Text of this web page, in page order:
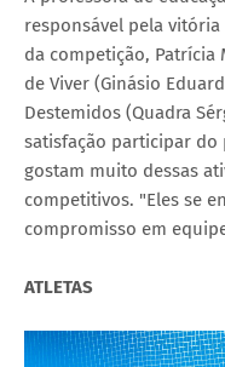
responsável pela
da competição, Patrícia
de Viver (Ginásio
Destemidos (Quadra
satisfação participar do
gostam muito dessas
competitivos. "Eles se
compromisso em
ATLETAS